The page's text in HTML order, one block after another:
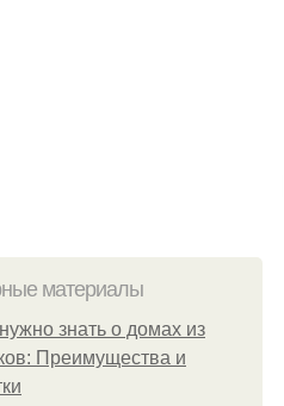
материалы
знать о домах из
Преимущества и